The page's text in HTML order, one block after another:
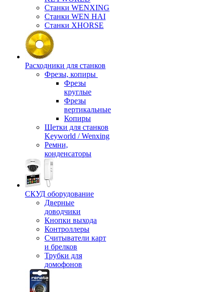
Станки WENXING
Станки WEN HAI
Станки XHORSE
Расходники для станков
Фрезы, копиры
Фрезы
круглые
Фрезы
вертикальные
Копиры
Щетки для станков
Keyworld / Wenxing
Ремни,
конденсаторы
СКУД оборудование
Дверные
доводчики
Кнопки выхода
Контроллеры
Считыватели карт
и брелков
Трубки для
домофонов